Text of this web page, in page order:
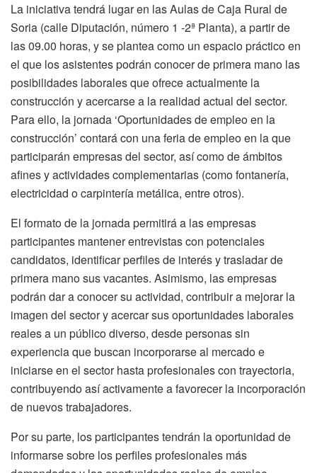
La iniciativa tendrá lugar en las Aulas de Caja Rural de
Soria (calle Diputación, número 1 -2ª Planta), a partir de
las 09.00 horas, y se plantea como un espacio práctico en
el que los asistentes podrán conocer de primera mano las
posibilidades laborales que ofrece actualmente la
construcción y acercarse a la realidad actual del sector.
Para ello, la jornada ‘Oportunidades de empleo en la
construcción’ contará con una feria de empleo en la que
participarán empresas del sector, así como de ámbitos
afines y actividades complementarias (como fontanería,
electricidad o carpintería metálica, entre otros).
El formato de la jornada permitirá a las empresas
participantes mantener entrevistas con potenciales
candidatos, identificar perfiles de interés y trasladar de
primera mano sus vacantes. Asimismo, las empresas
podrán dar a conocer su actividad, contribuir a mejorar la
imagen del sector y acercar sus oportunidades laborales
reales a un público diverso, desde personas sin
experiencia que buscan incorporarse al mercado e
iniciarse en el sector hasta profesionales con trayectoria,
contribuyendo así activamente a favorecer la incorporación
de nuevos trabajadores.
Por su parte, los participantes tendrán la oportunidad de
informarse sobre los perfiles profesionales más